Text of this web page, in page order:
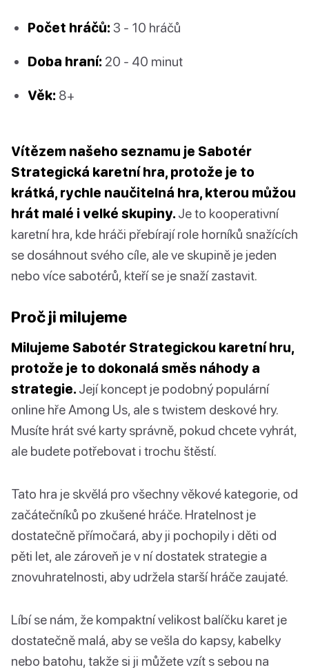
Počet hráčů: 3 - 10 hráčů
Doba hraní: 20 - 40 minut
Věk: 8+
Vítězem našeho seznamu je Sabotér
Strategická karetní hra, protože je to
krátká, rychle naučitelná hra, kterou můžou
hrát malé i velké skupiny. Je to kooperativní
karetní hra, kde hráči přebírají role horníků snažících
se dosáhnout svého cíle, ale ve skupině je jeden
nebo více sabotérů, kteří se je snaží zastavit.
Proč ji milujeme
Milujeme Sabotér Strategickou karetní hru,
protože je to dokonalá směs náhody a
strategie. Její koncept je podobný populární
online hře Among Us, ale s twistem deskové hry.
Musíte hrát své karty správně, pokud chcete vyhrát,
ale budete potřebovat i trochu štěstí.
Tato hra je skvělá pro všechny věkové kategorie, od
začátečníků po zkušené hráče. Hratelnost je
dostatečně přímočará, aby ji pochopily i děti od
pěti let, ale zároveň je v ní dostatek strategie a
znovuhratelnosti, aby udržela starší hráče zaujaté.
Líbí se nám, že kompaktní velikost balíčku karet je
dostatečně malá, aby se vešla do kapsy, kabelky
nebo batohu, takže si ji můžete vzít s sebou na